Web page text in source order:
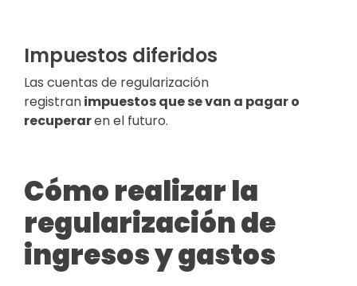
Impuestos diferidos
Las cuentas de regularización
registranimpuestos que se van a pagar o
recuperaren el futuro.
Cómo realizar la
regularización de
ingresos y gastos